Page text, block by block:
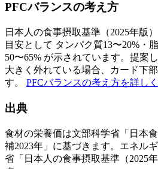
PFCバランスの考え方
日本人の食事摂取基準（2025年版
目安として タンパク質13〜20%・
50〜65% が示されています。提案
大きく外れている場合、カード下
す。 PFCバランスの考え方を詳しく
出典
食材の栄養価は文部科学省「日本
補2023年」に基づきます。エネル
省「日本人の食事摂取基準（2025